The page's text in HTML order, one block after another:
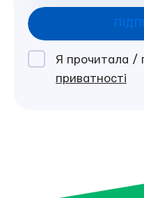
Я прочитала /
приватності